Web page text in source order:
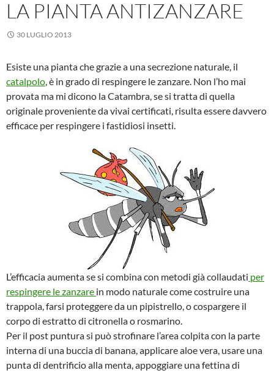
LA PIANTA ANTIZANZARE
30 LUGLIO 2013
Esiste una pianta che grazie a una secrezione naturale, il
catalpolo, è in grado di respingere le zanzare. Non l’ho mai
provata ma mi dicono la Catambra, se si tratta di quella
originale proveniente da vivai certificati, risulta essere davvero
efficace per respingere i fastidiosi insetti.
L’efficacia aumenta se si combina con metodi già collaudati per
respingere le zanzare in modo naturale come costruire una
trappola, farsi proteggere da un pipistrello, o cospargere il
corpo di estratto di citronella o rosmarino.
Per il post puntura si può strofinare l’area colpita con la parte
interna di una buccia di banana, applicare aloe vera, usare una
punta di dentrificio alla menta, appoggiare una fettina di